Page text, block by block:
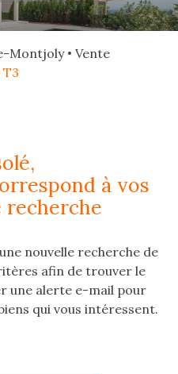
Montjoly
Vente
T3
à vos
nouvelle recherche de
afin de trouver le
une alerte e-mail pour
qui vous intéressent.